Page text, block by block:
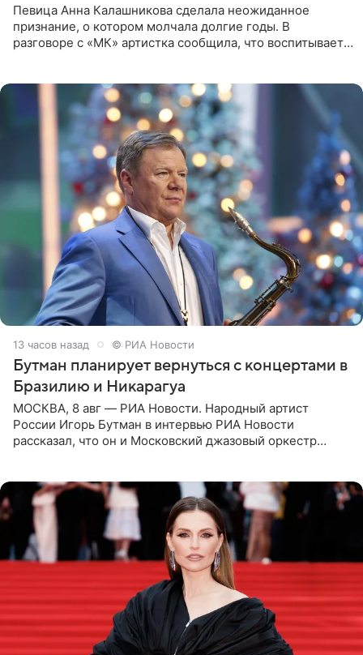
Певица Анна Калашникова сделала неожиданное
признание, о котором молчала долгие годы. В
разговоре с «МК» артистка сообщила, что воспитывает
13 часов назад © РИА Новости
Бутман планирует вернуться с концертами в
Бразилию и Никарагуа
МОСКВА, 8 авг — РИА Новости. Народный артист
России Игорь Бутман в интервью РИА Новости
рассказал, что он и Московский джазовый оркестр